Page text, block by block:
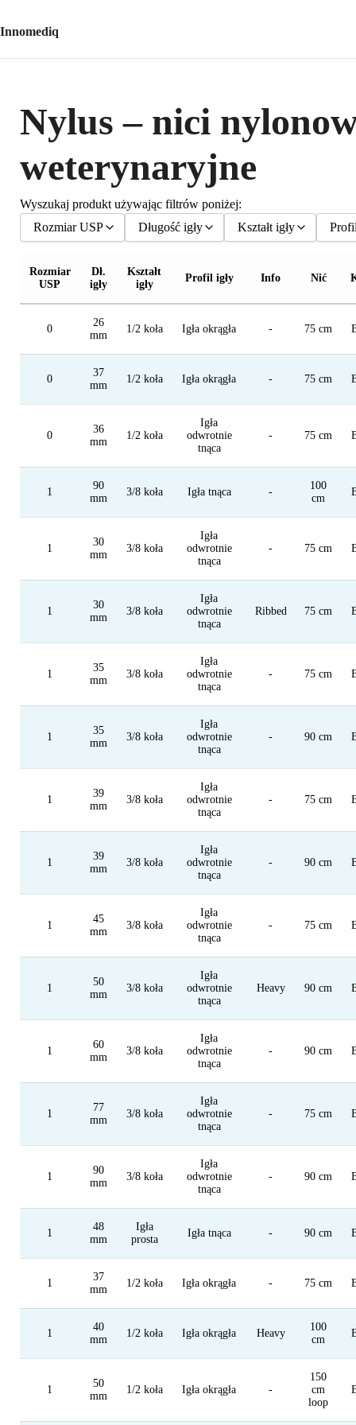
Innomediq
Nylus – nici
weterynaryjne
Wyszukaj produkt używając filtrów poniżej:
Rozmiar USP
4/0
5/0
6/0
9/0
10/0
Długość igły
6 mm
8 mm
19 mm
20 mm
21 mm
24 mm
25 mm
26 mm
35 mm
36 mm
45 mm
48 mm
65 mm
-
Kształt igły
Rozmiar
USP
Dł.
igły
Kształt
igły
Profil igły Info Nić
0
26
mm
1/2 koła Igła okrągła - 75 cm
0
37
mm
1/2 koła Igła okrągła - 75 cm
0
36
mm
1/2 koła
Igła
odwrotnie
tnąca
- 75 cm
1
90
mm
3/8 koła Igła tnąca -
100
cm
1
30
mm
3/8 koła
Igła
odwrotnie
tnąca
- 75 cm
1
30
mm
3/8 koła
Igła
odwrotnie
tnąca
Ribbed 75 cm
1
35
mm
3/8 koła
Igła
odwrotnie
tnąca
- 75 cm
1
35
mm
3/8 koła
Igła
odwrotnie
tnąca
- 90 cm
1
39
mm
3/8 koła
Igła
odwrotnie
tnąca
- 75 cm
1
39
mm
3/8 koła
Igła
odwrotnie
tnąca
- 90 cm
1
45
mm
3/8 koła
Igła
odwrotnie
tnąca
- 75 cm
1
50
mm
3/8 koła
Igła
odwrotnie
tnąca
Heavy 90 cm
1
60
mm
3/8 koła
Igła
odwrotnie
tnąca
- 90 cm
1
77
mm
3/8 koła
Igła
odwrotnie
tnąca
- 75 cm
1
90
mm
3/8 koła
Igła
odwrotnie
tnąca
- 90 cm
1
48
mm
Igła
prosta
Igła tnąca - 90 cm
1
37
mm
1/2 koła Igła okrągła - 75 cm
1
40
mm
1/2 koła Igła okrągła Heavy
100
cm
1
50
mm
1/2 koła Igła okrągła -
150
cm
loop